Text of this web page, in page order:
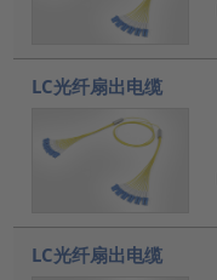
LC光纤扇出电缆
LC光纤扇出电缆